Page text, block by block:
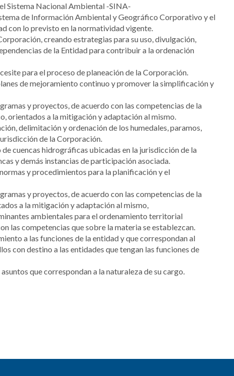
Sistema Nacional Ambiental -SINA-
de Información Ambiental y Geográfico Corporativo y el
con lo previsto en la normatividad vigente.
creando estrategias para su uso, divulgación,
de la Entidad para contribuir a la ordenación
para el proceso de planeación de la Corporación.
de mejoramiento continuo y promover la simplificación y
y proyectos, de acuerdo con las competencias de la
orientados a la mitigación y adaptación al mismo.
delimitación y ordenación de los humedales, paramos,
de la Corporación.
cuencas hidrográficas ubicadas en la jurisdicción de la
y demás instancias de participación asociada.
y procedimientos para la planificación y el
y proyectos, de acuerdo con las competencias de la
a la mitigación y adaptación al mismo,
ambientales para el ordenamiento territorial
las competencias que sobre la materia se establezcan.
a las funciones de la entidad y que correspondan al
con destino a las entidades que tengan las funciones de
que correspondan a la naturaleza de su cargo.